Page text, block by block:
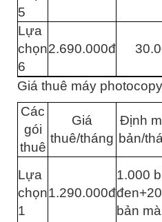
5
Lựa
chọn
6
2.690.000đ
Giá thuê máy
Các
gói
thuê
Giá
thuê/tháng
Định
bản/
Lựa
chọn
1
1.290.000đ
1.000
bản